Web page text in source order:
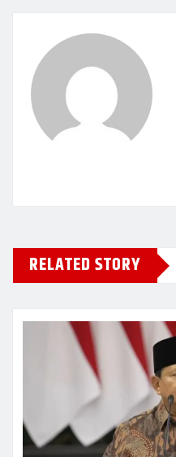
RELATED STORY